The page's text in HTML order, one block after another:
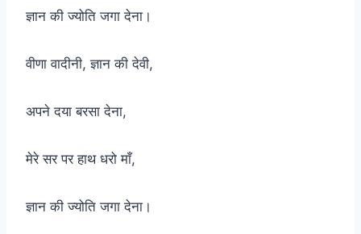
ज्ञान की ज्योति जगा देना।
वीणा वादीनी, ज्ञान की देवी,
अपने दया बरसा देना,
मेरे सर पर हाथ धरो माँ,
ज्ञान की ज्योति जगा देना।